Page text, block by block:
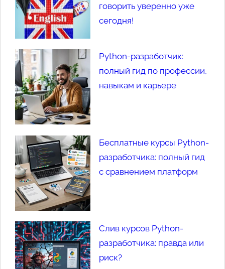
говорить уверенно уже
сегодня!
Python-разработчик:
полный гид по профессии,
навыкам и карьере
Бесплатные курсы Python-
разработчика: полный гид
с сравнением платформ
Слив курсов Python-
разработчика: правда или
риск?